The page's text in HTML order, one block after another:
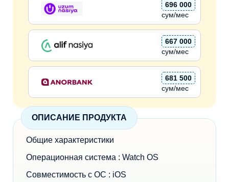
696 000
сум/мес
667 000
сум/мес
681 500
сум/мес
ОПИСАНИЕ ПРОДУКТА
Общие характеристики
Операционная система : Watch OS
Совместимость с ОС : iOS